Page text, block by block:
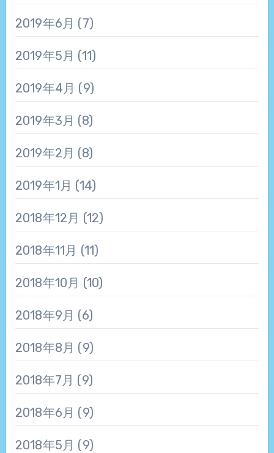
2019年6月 (7)
2019年5月 (11)
2019年4月 (9)
2019年3月 (8)
2019年2月 (8)
2019年1月 (14)
2018年12月 (12)
2018年11月 (11)
2018年10月 (10)
2018年9月 (6)
2018年8月 (9)
2018年7月 (9)
2018年6月 (9)
2018年5月 (9)